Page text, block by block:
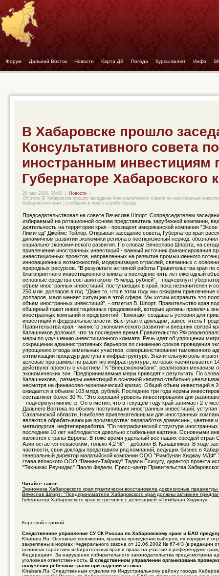
Форум - - Дальний Восток - - Новости - - Карта ДВ - - Погода - - Курсы валют - - Инфо - -
В Хабаровске прошло
Консультативного совета по
иностранным инвестициям
Губернаторе Хабаровского
26 мая 2008, 00:00 Новости
Об этом (В Хабаровске прошло заседание Консультативного совета по иностранным
Хабаровского края ) сообщили в пресс-службе города.
Председательствовал на совете Вячеслав Шпорт. Сопредседателем
избираемый на ротационной основе представитель зарубежной компании,
деятельность на территории края - президент американской компании
Лимитед" Джеймс Тейлор. Открывая заседание совета, Губернатор края
динамичном развитии экономики региона в посткризисный период,
социально-экономического развития. По словам Вячеслава Шпорта, на
привлечение иностранных инвестиций - важный источник финансирования
инвестиционных проектов, направленных на развитие промышленного
инновационных возможностей, модернизацию отраслей, связанных с
природных ресурсов. "В результате активной работы Правительства края по
благоприятного инвестиционного климата последние пять лет ежегодный
основные средства составил около 75 млрд. рублей", - подчеркнул
объем иностранных инвестиций, поступающих в край, пока незначителен и
250 млн. долларов в год. "Даже то, что в этом году мы ожидаем
долларов, мало меняет ситуацию в этой сфере. Мы хотим исправить это
объем иностранных инвестиций", - отметил В. Шпорт. Правительство края
обширный пакет инвестиционных предложений, которые должны привлечь
иностранных компаний и предприятий. Помогают создавать условия для
инвестиций и федеральные власти. Выступая с докладом, заместитель
Правительства края - министр экономического развития и внешних связей
Калашников доложил, что за последнее время Правительство РФ
меры по улучшению инвестиционного климата. Речь идет об упрощении
сокращении административных барьеров по снижению сроков проведения
упрощению отвода земельных участков, совершенствовании таможенного
оптимизации процедур доступа к инфраструктуре. Значительную роль
целевые программы по развитию инфраструктуры, которых насчитывается
действуют проекты с участием ГК "Внешэкономбанк", реализован механизм
экономических зон. Предпринимаемые меры приводят к результату. По
Калашникова,; размеры инвестиций в основной капитал стабильно
несмотря на финансово-экономический кризис. Общий объем инвестиций в
ожидается в объеме 103 млрд. рублей. Последние три года нормы
составляют более 30 %. "Это хороший уровень инвестирования для
- подчеркнул министр. Он отметил, что в текущем году край занимает 2-е
Дальнего Востока по объему поступивших иностранных инвестиций, уступая
Сахалинской области. Наиболее привлекательными для иностранных
являются обрабатывающие производства: переработка древесины, цветная
металлургия, нефтепереработка. "По географической структуре
последние 10 лет наблюдается довольно стабильная картина. Основными
являются страны Европы. В тоже время удельный вес наших соседей стран
Азии остается невысоким, только 4,2 %", - добавил В. Калашников. В ходе
частности, свои доклады представили ряд компаний, ведущих бизнес в
генеральный директор малазийской компании ООО "Римбунан Хиджау МДФ"
глава японского ООО "Ванино-Тайрику" Тадаси Ёсицугу, директор проекта
"Техникас Реунидас" Паоло Федели. Пресс-центр Правительства
Читайте также:
Экономика Хабаровского края практически восстановила докризисные параметры
Вячеслав Шпорт: "Предприниматели Хабаровского края должны активнее
Губернатор Хабаровского края встретился с делегацией «Римбунан Хиджау»
Короткой строкой:
Следственное управление СУ СК России по Хабаровскому краю и ЕАО
Khabara.Ru: Основные положения, правила проведения выборов, их порядок и
закреплены в нормах Федерального закона от 12.06.2002 № 67-ФЗ (в редакции
основных гарантиях избирательных прав и права на участие в референдуме
Федерации». За нарушение избирательного законодательства предусмотрена
уголовная ответственность. В следственном управлении организована
получения ребенком травм при падении из окна
Khabara.Ru: Следственным отделом по Индустриальному району города